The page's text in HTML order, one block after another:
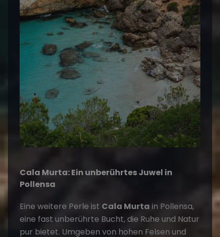
Cala Murta: Ein unberührtes Juwel in
Pollensa
Eine weitere Perle ist Cala Murta in Pollensa,
eine fast unberührte Bucht, die Ruhe und Natur
pur bietet. Umgeben von hohen Felsen und